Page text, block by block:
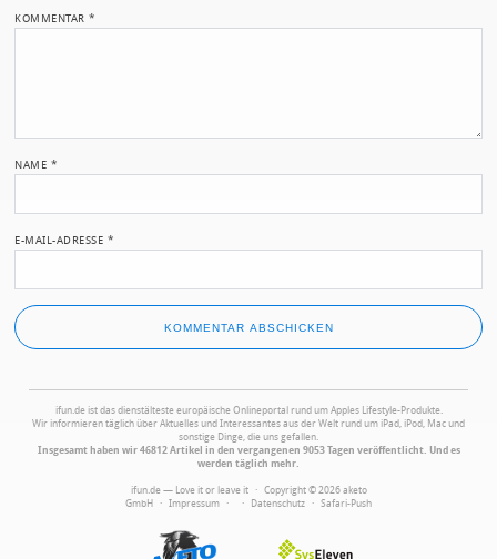
KOMMENTAR*
NAME *
E-MAIL-ADRESSE *
ifun.de ist das dienstälteste europäische Onlineportal rund um Apples Lifestyle-Produkte.
Wir informieren täglich über Aktuelles und Interessantes aus der Welt rund um iPad, iPod, Mac und
sonstige Dinge, die uns gefallen.
Insgesamt haben wir 46812 Artikel in den vergangenen 9053 Tagen veröffentlicht. Und es
werden täglich mehr.
ifun.de — Love it or leave it · Copyright © 2026 aketo
GmbH · Impressum · · Datenschutz · Safari-Push